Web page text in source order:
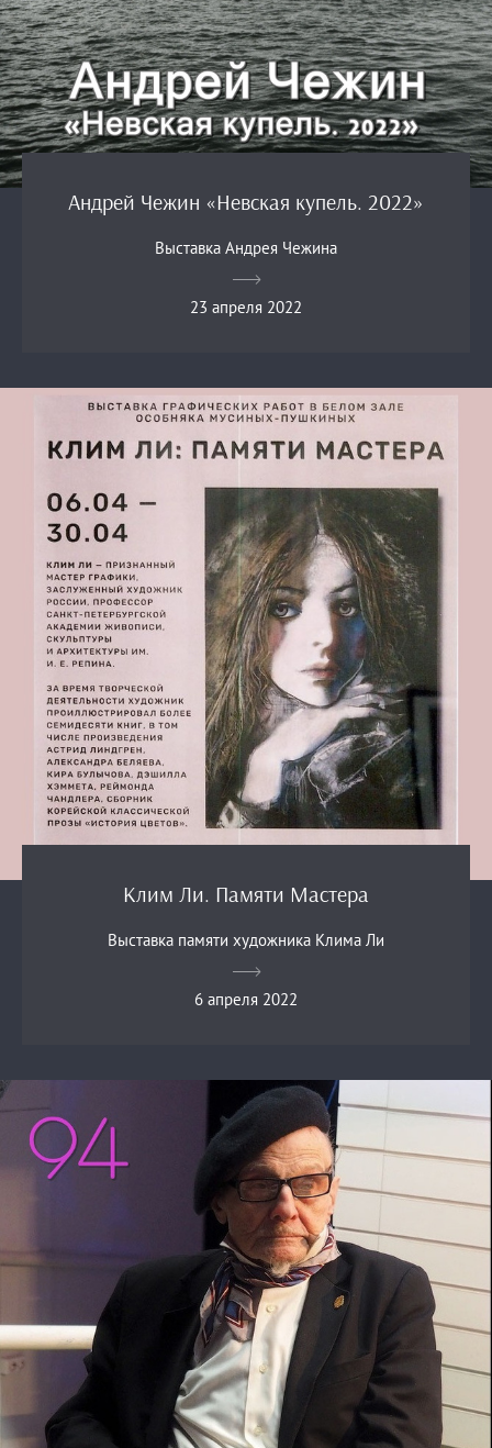
Андрей Чежин «Невская купель. 2022»
Выставка Андрея Чежина
23 апреля 2022
Клим Ли. Памяти Мастера
Выставка памяти художника Клима Ли
6 апреля 2022